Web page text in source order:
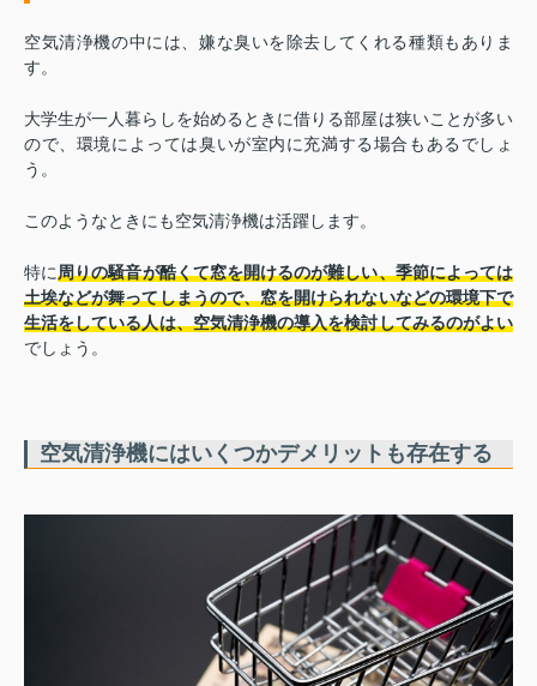
空気清浄機の中には、嫌な臭いを除去してくれる種類もありま
す。
大学生が一人暮らしを始めるときに借りる部屋は狭いことが多い
ので、環境によっては臭いが室内に充満する場合もあるでしょ
う。
このようなときにも空気清浄機は活躍します。
特に周りの騒音が酷くて窓を開けるのが難しい、季節によっては
土埃などが舞ってしまうので、窓を開けられないなどの環境下で
生活をしている人は、空気清浄機の導入を検討してみるのがよい
でしょう。
空気清浄機にはいくつかデメリットも存在する